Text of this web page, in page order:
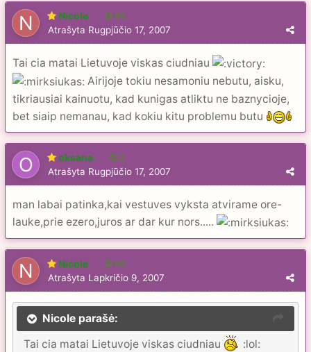
Nicole 56
Atrašyta Rugpjūčio 17, 2007
Tai cia matai Lietuvoje viskas ciudniau
Airijoje tokiu nesamoniu nebutu, aisku,
tikriausiai kainuotu, kad kunigas atliktu ne baznycioje,
bet siaip nemanau, kad kokiu kitu problemu butu
oksana 2
Atrašyta Rugpjūčio 17, 2007
man labai patinka,kai vestuves vyksta atvirame ore-
lauke,prie ezero,juros ar dar kur nors.....
Nicole 56
Atrašyta Lapkričio 9, 2007
Nicole parašė:
Tai cia matai Lietuvoje viskas ciudniau
:lol: